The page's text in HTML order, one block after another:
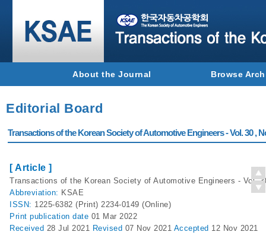
About the Journal Browse
Editorial Board
Transactions of the Korean Society of Automotive Engineers - Vol. 30 ,
[ Article ]
Transactions of the Korean Society of Automotive Engineers - Vol.
Abbreviation: KSAE
ISSN: 1225-6382 (Print) 2234-0149 (Online)
Print publication date 01 Mar 2022
Received 28 Jul 2021 Revised 07 Nov 2021 Accepted 12 Nov 2021